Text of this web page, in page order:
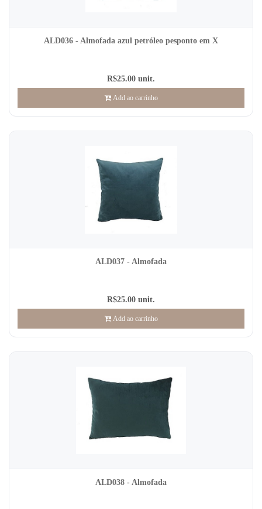
ALD036 - Almofada azul petróleo pesponto em X
R$25.00 unit.
Add ao carrinho
ALD037 - Almofada
R$25.00 unit.
Add ao carrinho
ALD038 - Almofada